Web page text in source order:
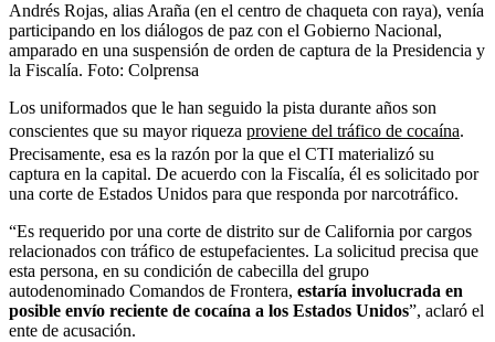
Andrés Rojas, alias Araña (en el centro de chaqueta con raya), venía
participando en los diálogos de paz con el Gobierno Nacional,
amparado en una suspensión de orden de captura de la Presidencia y
la Fiscalía. Foto: Colprensa
Los uniformados que le han seguido la pista durante años son
conscientes que su mayor riqueza proviene del tráfico de cocaína.
Precisamente, esa es la razón por la que el CTI materializó su
captura en la capital. De acuerdo con la Fiscalía, él es solicitado por
una corte de Estados Unidos para que responda por narcotráfico.
“Es requerido por una corte de distrito sur de California por cargos
relacionados con tráfico de estupefacientes. La solicitud precisa que
esta persona, en su condición de cabecilla del grupo
autodenominado Comandos de Frontera, estaría involucrada en
posible envío reciente de cocaína a los Estados Unidos”, aclaró el
ente de acusación.